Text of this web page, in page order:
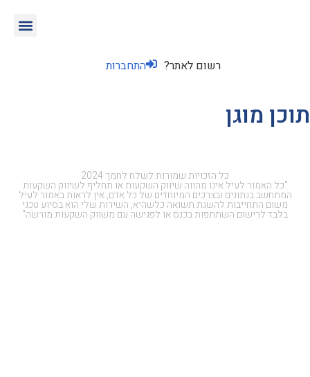
רשום לאתר? התחברות
תוכן מוגן
כל הזכויות שמורות לשלח לחמך 2024
"כל האמור לעיל אינו מהווה שיווק השקעות או תחליף לשיווק השקעות
המתחשב בנתונים ובצרכים המיוחדים של כל אדם, אין לראות באמור לעיל
משום התחייבות להשגת תשואה כלשהיא, השירות שלי הוא בסיוע טכני
בלבד לרישום השתתפות בכנס או לפגישה עם משווק השקעות מורשה"